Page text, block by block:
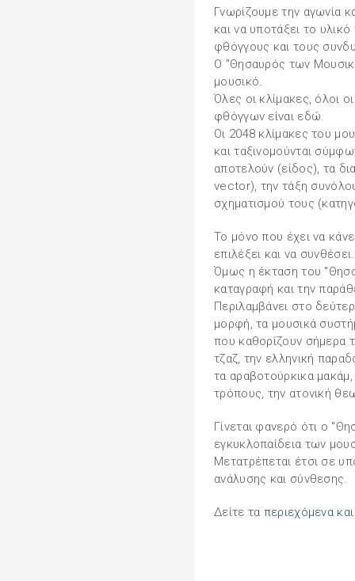
Γνωρίζουμε την αγωνία
και να υποτάξει το
φθόγγους και τους
Ο "Θησαυρός των
μουσικό.
Όλες οι κλίμακες, όλοι
φθόγγων είναι εδώ.
Οι 2048 κλίμακες του
και ταξινομούνται
αποτελούν (είδος), τα
vector), την τάξη
σχηματισμού τους
Το μόνο που έχει να
επιλέξει και να συνθέσει.
Όμως η έκταση του
καταγραφή και την
Περιλαμβάνει στο
μορφή, τα μουσικά
που καθορίζουν σήμερα
τζαζ, την ελληνική
τα αραβοτούρκικα μακάμ,
τρόπους, την ατονική
Γίνεται φανερό ότι ο
εγκυκλοπαίδεια των
Μετατρέπεται έτσι σε
ανάλυσης και σύνθεσης.
Δείτε τα περιεχόμενα